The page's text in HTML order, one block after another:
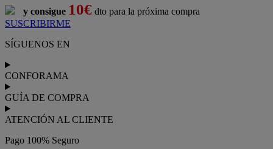
y consigue 10€ dto para la próxima compra
SUSCRIBIRME
SÍGUENOS EN
CONFORAMA
GUÍA DE COMPRA
ATENCIÓN AL CLIENTE
Pago 100% Seguro